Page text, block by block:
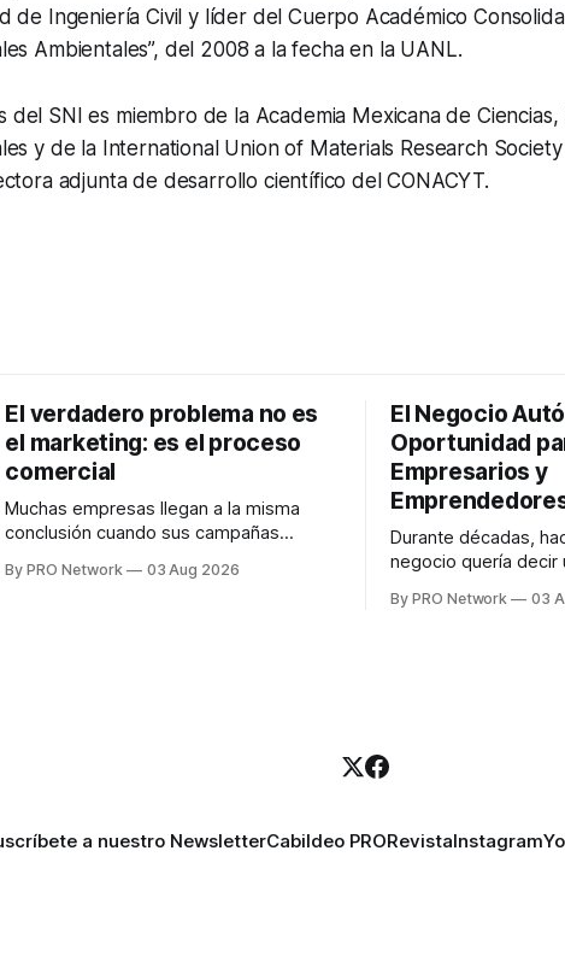
de Ingeniería Civil y líder del Cuerpo Académico
Ambientales”, del 2008 a la fecha en la UANL.
del SNI es miembro de la Academia Mexicana de
y de la International Union of Materials Research
adjunta de desarrollo científico del CONACYT.
El verdadero problema no es
el marketing: es el proceso
comercial
Muchas empresas llegan a la misma
conclusión cuando sus campañas
marketing no funciona". Sin embargo,
By PRO Network 03 Aug 2026
El Negocio
Oportunidad
Empresarios y
Durante décadas,
negocio quería decir
anuncios, un
By PRO Network 03
a nuestro NewsletterCabildeo PRORevistaInstagram